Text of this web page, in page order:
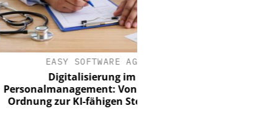
EASY SOFTWARE AG
Digitalisierung im
Von digitaler
zur KI-fähigen Steuerung